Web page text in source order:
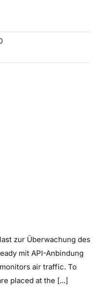
zur Überwachung des
mit API-Anbindung
air traffic. To
placed at the [...]